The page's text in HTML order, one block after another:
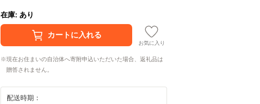
在庫: あり
お気に入り
現在お住まいの自治体へ寄附申込いただいた場合、返礼品は
贈答されません。
配送時期：